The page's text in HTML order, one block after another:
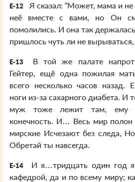
E-12
Я сказал: “Может, мама и
неё вместе с вами, но Он
помолились. И она так
пришлось чуть ли не
E-13
В той же палате
Гейтер, ещё одна пожилая
всего несколько часов назад.
ноги из-за сахарного диабета. И
муж тоже лежит там, ему
конечность. И… Весь мир полон
мирские Исчезают без следа,
Обретай ты навсегда.
E-14
И я…тридцать один год
кафедрой, да и по всему миру;